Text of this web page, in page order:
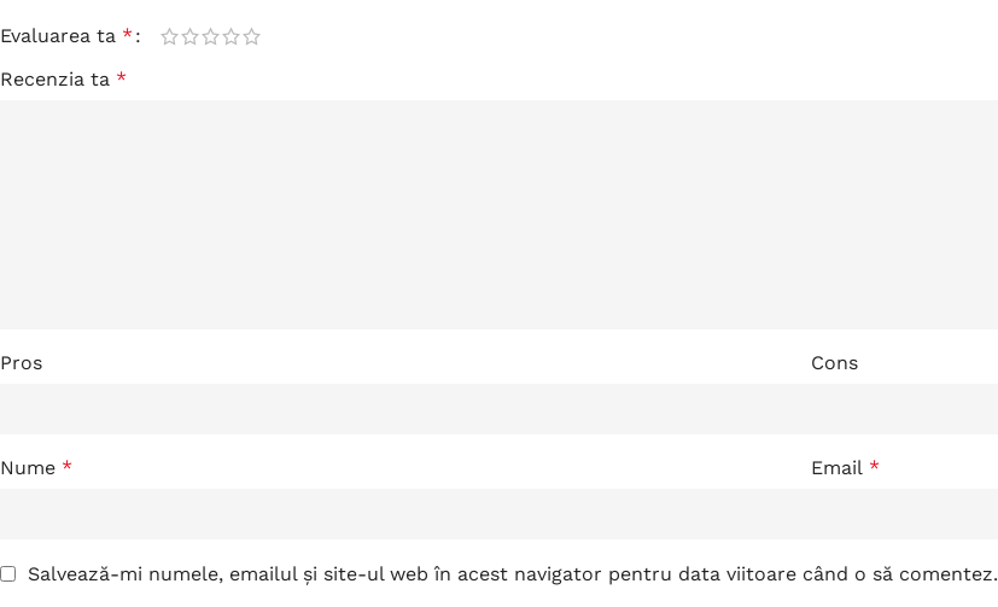
Evaluarea ta *
Recenzia ta *
Pros Cons
Nume * Email *
Salvează-mi numele, emailul și site-ul web în acest navigator pentru data viitoare când o să comentez.